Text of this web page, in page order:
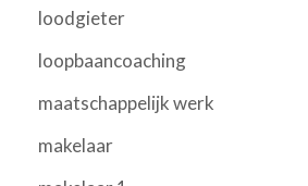
loodgieter
loopbaancoaching
maatschappelijk werk
makelaar